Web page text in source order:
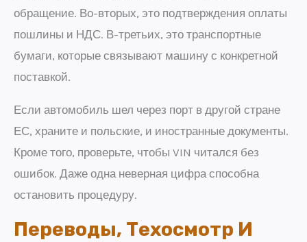
обращение. Во-вторых, это подтверждения оплаты
пошлины и НДС. В-третьих, это транспортные
бумаги, которые связывают машину с конкретной
поставкой.
Если автомобиль шел через порт в другой стране
ЕС, храните и польские, и иностранные документы.
Кроме того, проверьте, чтобы VIN читался без
ошибок. Даже одна неверная цифра способна
остановить процедуру.
Переводы, Техосмотр И